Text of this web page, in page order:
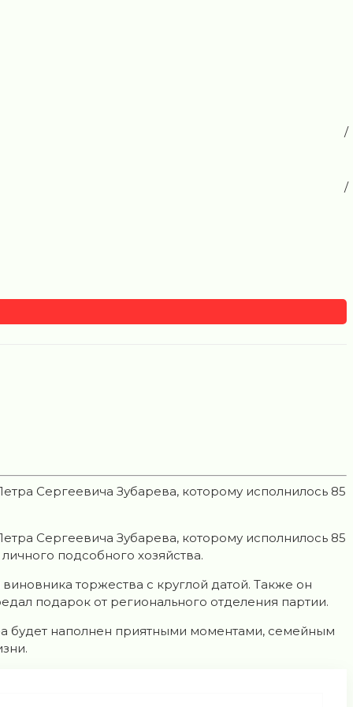
Сергеевича Зубарева, которому исполнилось 85
Сергеевича Зубарева, которому исполнилось 85
подсобного хозяйства.
торжества с круглой датой. Также он
подарок от регионального отделения партии.
будет наполнен приятными моментами, семейным